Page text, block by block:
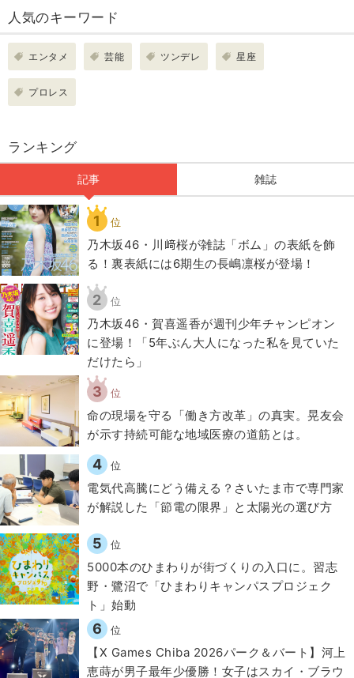
人気のキーワード
エンタメ 芸能 ツンデレ 星座
プロレス
ランキング
記事 雑誌
1 位
乃木坂46・川﨑桜が雑誌「ボム」の表紙を飾
る！裏表紙には6期生の長嶋凛桜が登場！
2 位
乃木坂46・賀喜遥香が週刊少年チャンピオン
に登場！「5年ぶん大人になった私を見ていた
だけたら」
3 位
​命の現場を守る「働き方改革」の真実。晃友会
が示す持続可能な地域医療の道筋とは。
4 位
電気代高騰にどう備える？さいたま市で専門家
が解説した「節電の限界」と太陽光の選び方
5 位
5000本のひまわりが街づくりの入口に。習志
野・鷺沼で「ひまわりキャンパスプロジェク
ト」始動
6 位
【X Games Chiba 2026パーク＆バート】河上
恵蒔が男子最年少優勝！女子はスカイ・ブラウ